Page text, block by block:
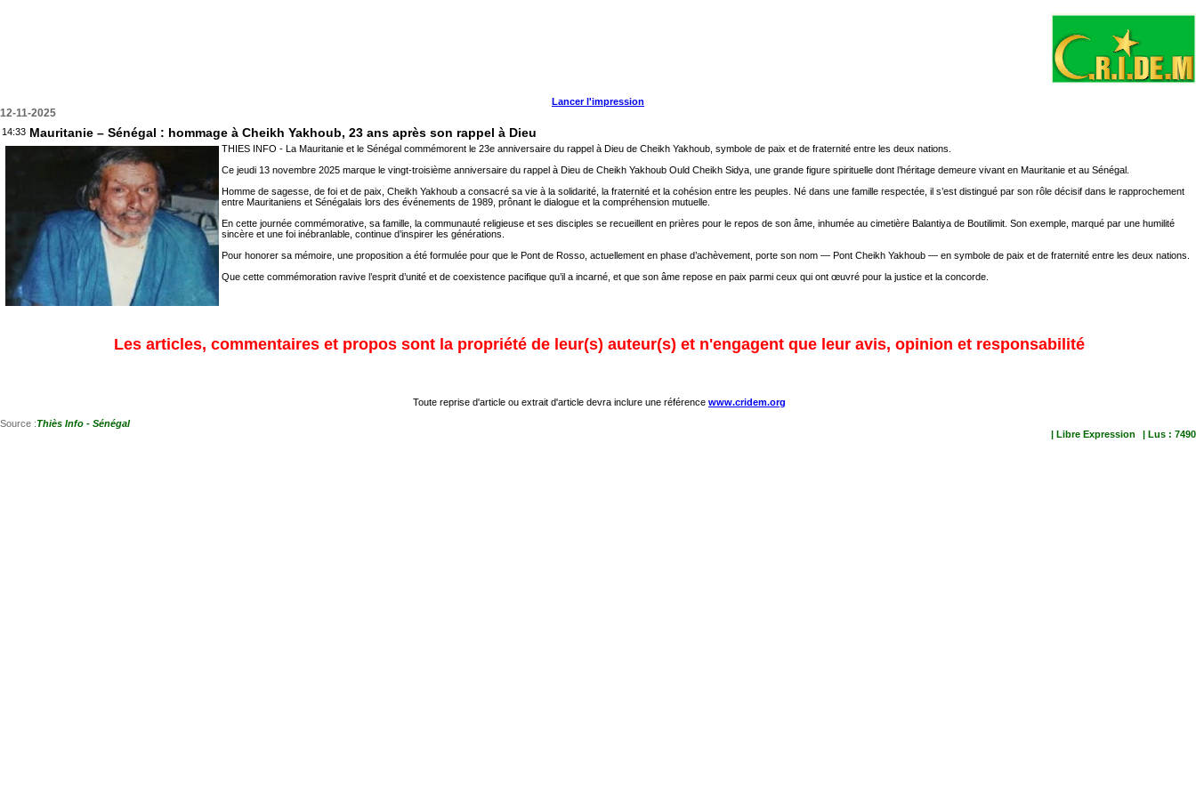
Lancer l'impression
12-11-2025
14:33 Mauritanie – Sénégal : hommage à Cheikh Yakhoub, 23 ans après son rappel à Dieu
THIES INFO - La Mauritanie et le Sénégal commémorent le 23e anniversaire du rappel à Dieu de Cheikh Yakhoub, symbole de paix et de fraternité entre les deux nations.
Ce jeudi 13 novembre 2025 marque le vingt-troisième anniversaire du rappel à Dieu de Cheikh Yakhoub Ould Cheikh Sidya, une grande figure spirituelle dont l’héritage demeure vivant en Mauritanie et au Sénégal.
Homme de sagesse, de foi et de paix, Cheikh Yakhoub a consacré sa vie à la solidarité, la fraternité et la cohésion entre les peuples. Né dans une famille respectée, il s’est distingué par son rôle décisif dans le rapprochement
entre Mauritaniens et Sénégalais lors des événements de 1989, prônant le dialogue et la compréhension mutuelle.
En cette journée commémorative, sa famille, la communauté religieuse et ses disciples se recueillent en prières pour le repos de son âme, inhumée au cimetière Balantiya de Boutilimit. Son exemple, marqué par une humilité
sincère et une foi inébranlable, continue d’inspirer les générations.
Pour honorer sa mémoire, une proposition a été formulée pour que le Pont de Rosso, actuellement en phase d’achèvement, porte son nom — Pont Cheikh Yakhoub — en symbole de paix et de fraternité entre les deux nations.
Que cette commémoration ravive l’esprit d’unité et de coexistence pacifique qu’il a incarné, et que son âme repose en paix parmi ceux qui ont œuvré pour la justice et la concorde.
Les articles, commentaires et propos sont la propriété de leur(s) auteur(s) et n'engagent que leur avis, opinion et responsabilité
Toute reprise d'article ou extrait d'article devra inclure une référence www.cridem.org
Source :Thiès Info - Sénégal
| Libre Expression
| Lus : 7490